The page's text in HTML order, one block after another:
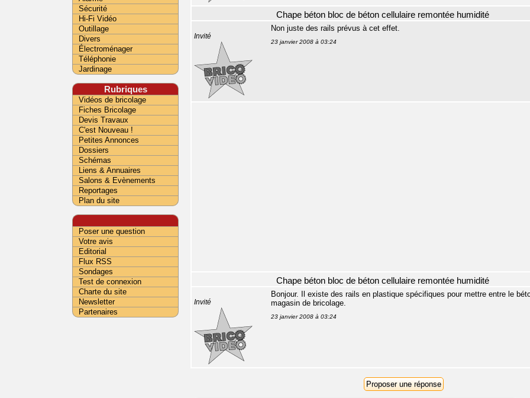
Chape béton bloc de béton cellulaire remontée humidité
Invité
Non juste des rails prévus à cet effet.
23 janvier 2008 à 03:24
Chape béton bloc de béton cellulaire remontée humidité
Invité
Bonjour. Il existe des rails en plastique spécifiques pour mettre entre le
magasin de bricolage.
23 janvier 2008 à 03:24
Sécurité
Hi-Fi Vidéo
Outillage
Divers
Électroménager
Téléphonie
Jardinage
Rubriques
Vidéos de bricolage
Fiches Bricolage
Devis Travaux
C'est Nouveau !
Petites Annonces
Dossiers
Schémas
Liens & Annuaires
Salons & Evènements
Reportages
Plan du site
Poser une question
Votre avis
Editorial
Flux RSS
Sondages
Test de connexion
Charte du site
Newsletter
Partenaires